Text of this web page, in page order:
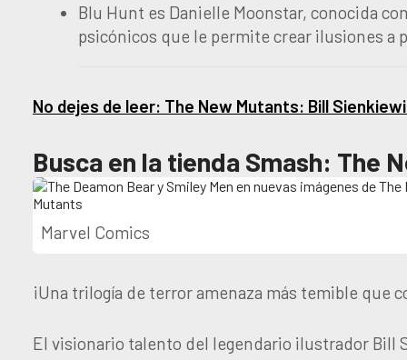
Blu Hunt es Danielle Moonstar, conocida
psicónicos que le permite crear ilusiones a
No dejes de leer: The New Mutants: Bill
Busca en la tienda Smash: The
Marvel Comics
¡Una trilogía de terror amenaza más temible que
El visionario talento del legendario ilustrador Bill